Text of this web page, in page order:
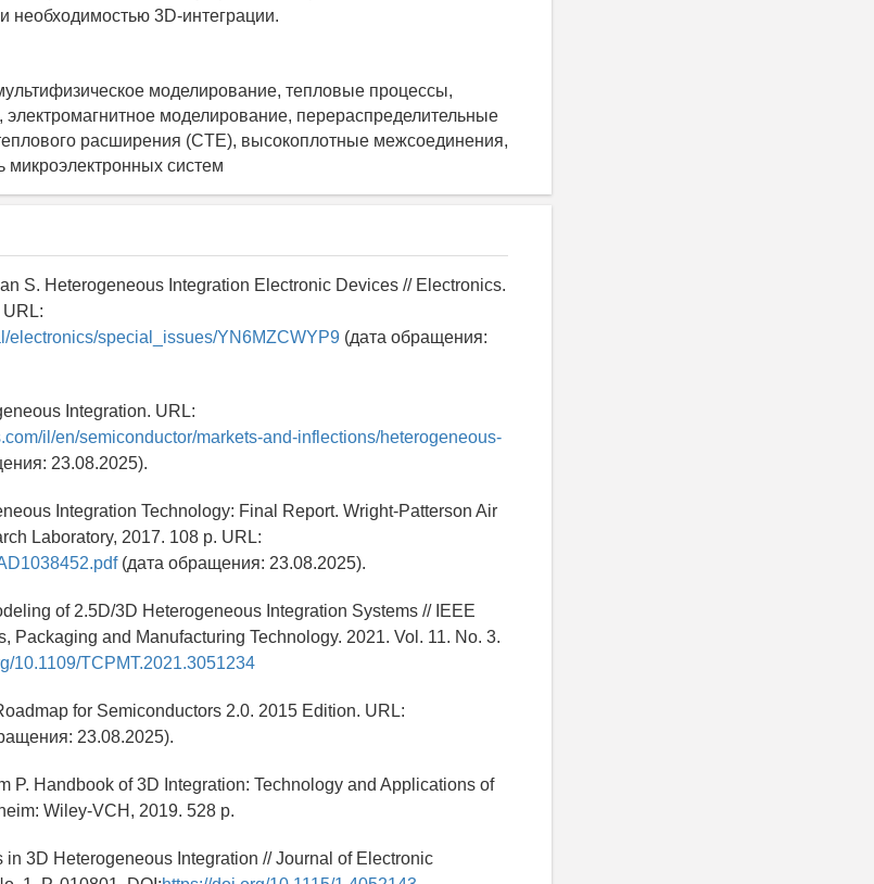
необходимостью 3D-интеграции.
моделирование, тепловые процессы,
моделирование, перераспределительные
расширения (CTE), высокоплотные межсоединения,
микроэлектронных систем
S. Heterogeneous Integration Electronic Devices // Electronics.
electronics/special_issues/YN6MZCWYP9 (дата обращения:
Integration. URL:
il/en/semiconductor/markets-and-inflections/heterogeneous-
23.08.2025).
Integration Technology: Final Report. Wright-Patterson Air
Laboratory, 2017. 108 p. URL:
(дата обращения: 23.08.2025).
of 2.5D/3D Heterogeneous Integration Systems // IEEE
Packaging and Manufacturing Technology. 2021. Vol. 11. No. 3.
10.1109/TCPMT.2021.3051234
for Semiconductors 2.0. 2015 Edition. URL:
23.08.2025).
P. Handbook of 3D Integration: Technology and Applications of
Wiley-VCH, 2019. 528 p.
in 3D Heterogeneous Integration // Journal of Electronic